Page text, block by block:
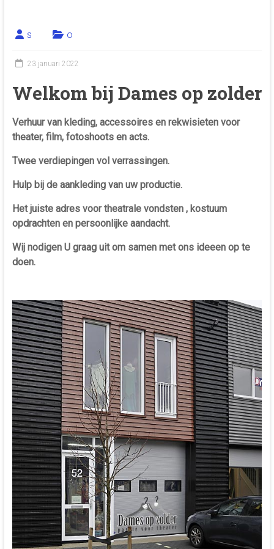
s o
23 januari 2022
Welkom bij Dames op zolder
Verhuur van kleding, accessoires en rekwisieten voor
theater, film, fotoshoots en acts.
Twee verdiepingen vol verrassingen.
Hulp bij de aankleding van uw productie.
Het juiste adres voor theatrale vondsten , kostuum
opdrachten en persoonlijke aandacht.
Wij nodigen U graag uit om samen met ons ideeen op te
doen.